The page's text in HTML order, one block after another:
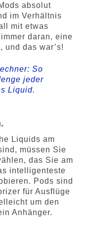
absolut
im Verhältnis
mit etwas
daran, eine
und das war’s!
So
jeder
Liquid.
Liquids am
müssen Sie
das Sie am
intelligenteste
Pods sind
für Ausflüge
um den
Anhänger.